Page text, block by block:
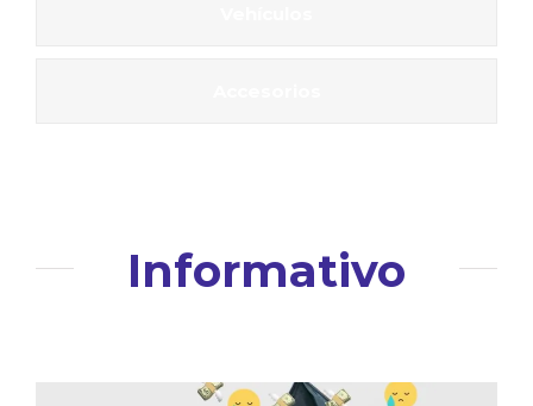
Informativo